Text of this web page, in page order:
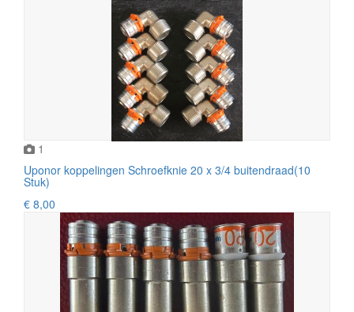
1
Uponor koppelingen Schroefknie 20 x 3/4 buitendraad(10
Stuk)
€ 8,00